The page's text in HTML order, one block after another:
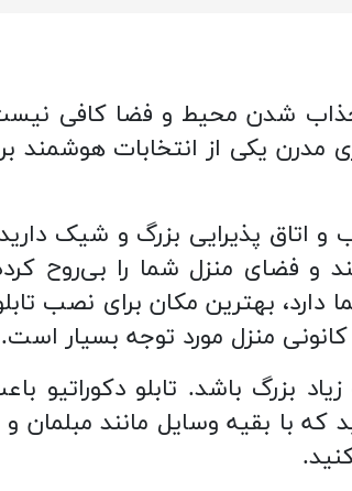
جذاب شدن محیط و فضا کافی
مدرن یکی از انتخابات هوشمند
پذیرایی بزرگ و شیک دارید
فضای منزل شما را بی‌روح
بهترین مکان برای نصب
منزل مورد توجه بسیار است.
بزرگ باشد. تابلو دکوراتیو
که با بقیه وسایل مانند مبلمان